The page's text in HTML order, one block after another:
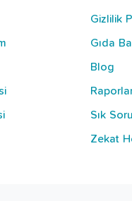
Gizlilik
Gıda
Blog
Sık
Zekat